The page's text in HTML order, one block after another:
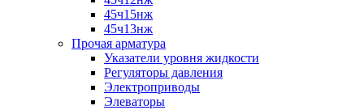
45ч15нж
45ч13нж
Прочая арматура
Указатели уровня жидкости
Регуляторы давления
Электроприводы
Элеваторы